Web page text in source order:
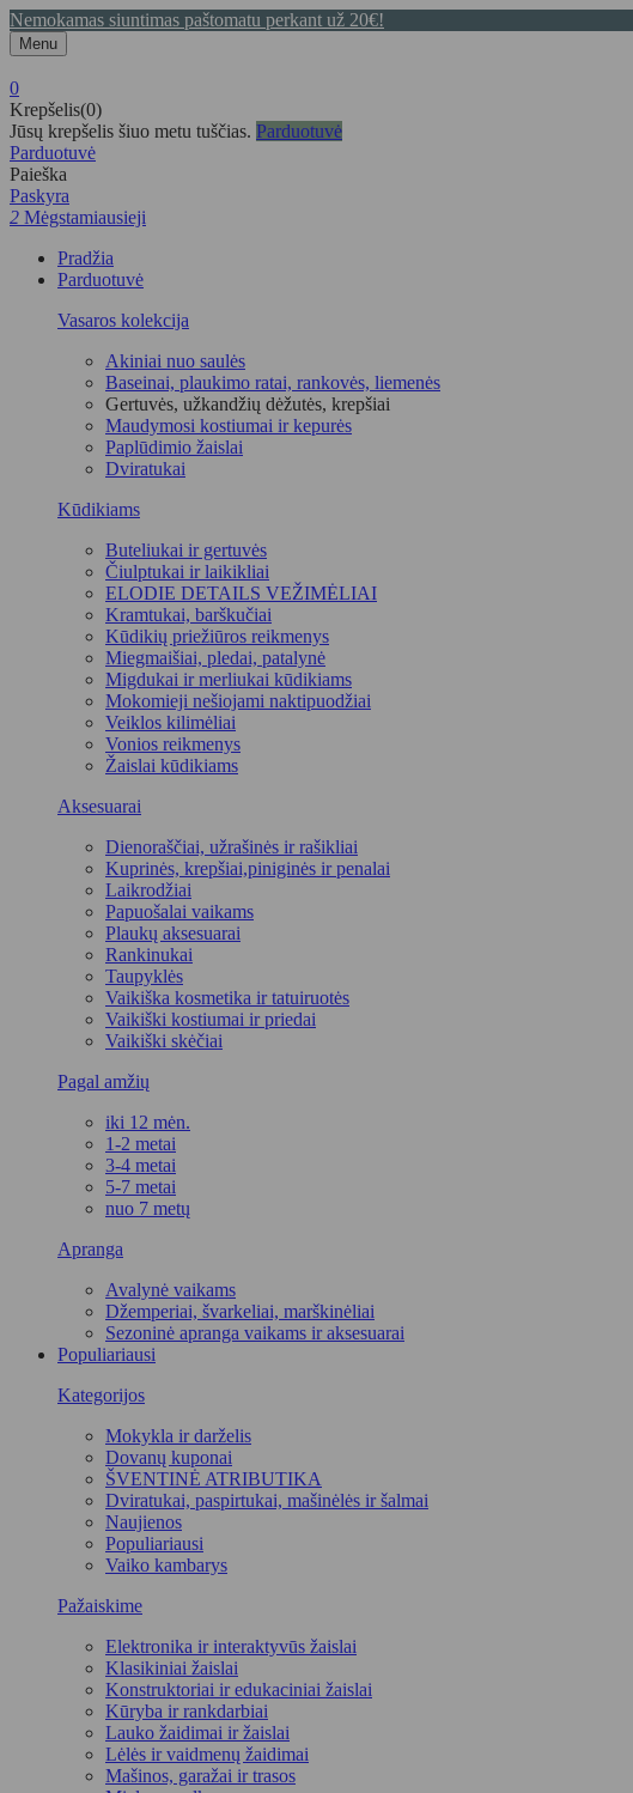
Nemokamas siuntimas paštomatu perkant už 20€!
Menu
0
Krepšelis(0)
Jūsų krepšelis šiuo metu tuščias. Parduotuvė
Parduotuvė
Paieška
Paskyra
2 Mėgstamiausieji
Pradžia
Parduotuvė
Vasaros kolekcija
Akiniai nuo saulės
Baseinai, plaukimo ratai, rankovės, liemenės
Gertuvės, užkandžių dėžutės, krepšiai
Maudymosi kostiumai ir kepurės
Paplūdimio žaislai
Dviratukai
Kūdikiams
Buteliukai ir gertuvės
Čiulptukai ir laikikliai
ELODIE DETAILS VEŽIMĖLIAI
Kramtukai, barškučiai
Kūdikių priežiūros reikmenys
Miegmaišiai, pledai, patalynė
Migdukai ir merliukai kūdikiams
Mokomieji nešiojami naktipuodžiai
Veiklos kilimėliai
Vonios reikmenys
Žaislai kūdikiams
Aksesuarai
Dienoraščiai, užrašinės ir rašikliai
Kuprinės, krepšiai,piniginės ir penalai
Laikrodžiai
Papuošalai vaikams
Plaukų aksesuarai
Rankinukai
Taupyklės
Vaikiška kosmetika ir tatuiruotės
Vaikiški kostiumai ir priedai
Vaikiški skėčiai
Pagal amžių
iki 12 mėn.
1-2 metai
3-4 metai
5-7 metai
nuo 7 metų
Apranga
Avalynė vaikams
Džemperiai, švarkeliai, marškinėliai
Sezoninė apranga vaikams ir aksesuarai
Populiariausi
Kategorijos
Mokykla ir darželis
Dovanų kuponai
ŠVENTINĖ ATRIBUTIKA
Dviratukai, paspirtukai, mašinėlės ir šalmai
Naujienos
Populiariausi
Vaiko kambarys
Pažaiskime
Elektronika ir interaktyvūs žaislai
Klasikiniai žaislai
Konstruktoriai ir edukaciniai žaislai
Kūryba ir rankdarbiai
Lauko žaidimai ir žaislai
Lėlės ir vaidmenų žaidimai
Mašinos, garažai ir trasos